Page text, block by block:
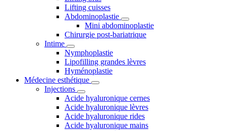
Lifting cuisses
Abdominoplastie
Mini abdominoplastie
Chirurgie post-bariatrique
Intime
Nymphoplastie
Lipofilling grandes lèvres
Hyménoplastie
Médecine esthétique
Injections
Acide hyaluronique cernes
Acide hyaluronique lèvres
Acide hyaluronique rides
Acide hyaluronique mains